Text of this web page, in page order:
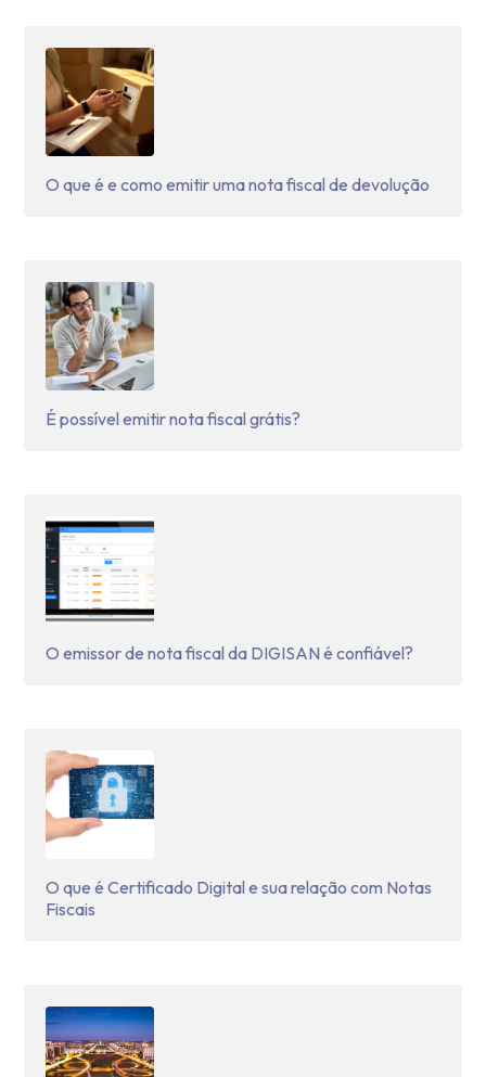
O que é e como emitir uma nota fiscal de devolução
É possível emitir nota fiscal grátis?
O emissor de nota fiscal da DIGISAN é confiável?
O que é Certificado Digital e sua relação com Notas
Fiscais